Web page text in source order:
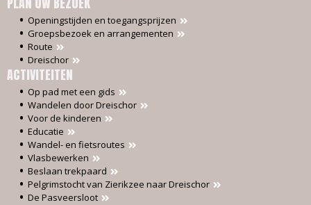
Openingstijden en toegangsprijzen
Groepsbezoek en arrangementen
Route
Dreischor
ACTIVITEITEN
Op pad met een gids
Wandelen door Dreischor
Voor de kinderen
Educatie
Wandel- en fietsroutes
Vlasbewerken
Beslaan trekpaard
Pelgrimstocht van Zierikzee naar Dreischor
De Pasveersloot